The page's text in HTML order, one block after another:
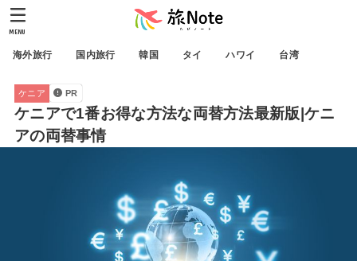
海外旅行 国内旅行 韓国 タイ ハワイ 台湾
MENU
ケニア PR
ケニアで1番お得な方法な両替方法最新版|ケニ
アの両替事情